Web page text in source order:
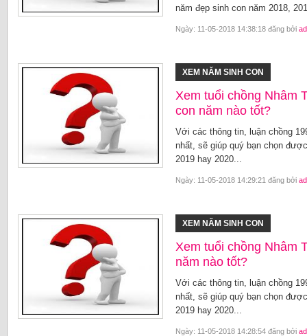
năm đẹp sinh con năm 2018,
Ngày: 11-05-2018 14:38:18 đăng bởi
XEM NĂM SINH CON
Xem tuổi chồng Nhâm
con năm nào tốt?
Với các thông tin, luận chồng
nhất, sẽ giúp quý bạn chọn
2019 hay 2020...
Ngày: 11-05-2018 14:29:21 đăng bởi
XEM NĂM SINH CON
Xem tuổi chồng Nhâm
năm nào tốt?
Với các thông tin, luận chồng
nhất, sẽ giúp quý bạn chọn
2019 hay 2020...
Ngày: 11-05-2018 14:28:54 đăng bởi